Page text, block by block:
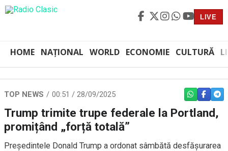
LIVE
HOME NAȚIONAL WORLD ECONOMIE CULTURĂ
TOP NEWS 00:51 / 28/09/2025 WHATSAPP
Trump trimite trupe federale la Portland,
promițând „forță totală”
Președintele Donald Trump a ordonat sâmbătă desfășurarea